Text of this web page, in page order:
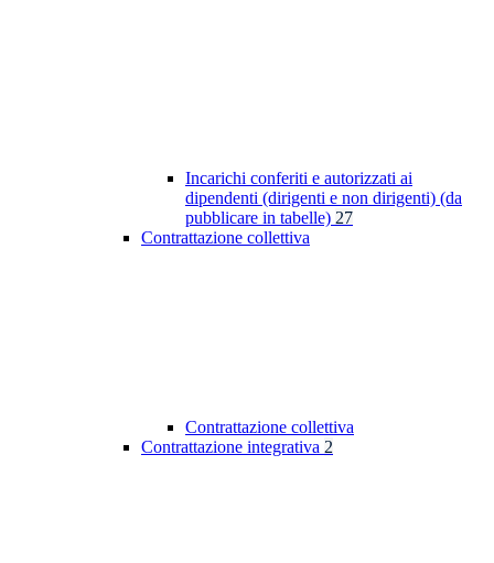
Incarichi conferiti e autorizzati ai
dipendenti (dirigenti e non dirigenti) (da
pubblicare in tabelle) 27
Contrattazione collettiva
Contrattazione collettiva
Contrattazione integrativa 2